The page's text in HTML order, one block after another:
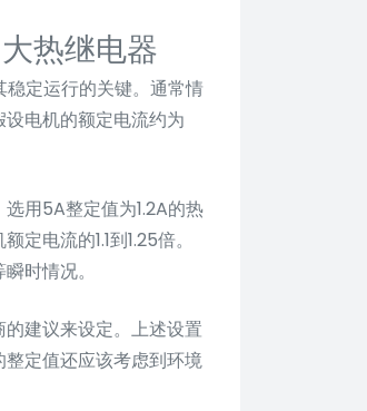
热继电器
定运行的关键。通常情
电机的额定电流约为
用5A整定值为1.2A的热
电流的1.1到1.25倍。
时情况。
建议来设定。上述设置
定值还应该考虑到环境